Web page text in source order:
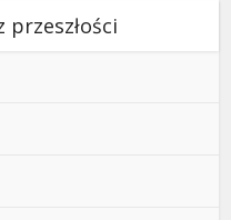
przeszłości